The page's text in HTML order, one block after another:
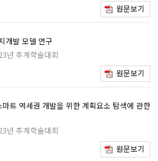
원문보기
개발 모델 연구
년 추계학술대회
원문보기
트 역세권 개발을 위한 계획요소 탐색에 관한
년 추계학술대회
원문보기